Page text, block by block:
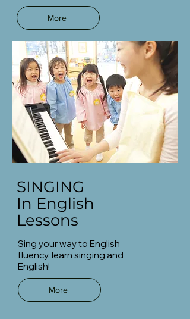
More
SINGING
In English
Lessons
Sing your way to English
fluency, learn singing and
English!
More